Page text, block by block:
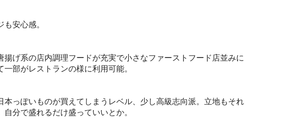
安心感。
げ系の店内調理フードが充実で小さなファーストフード店並みに
部がレストランの様に利用可能。
っぽいものが買えてしまうレベル、少し高級志向派。立地もそれ
分で盛れるだけ盛っていいとか。